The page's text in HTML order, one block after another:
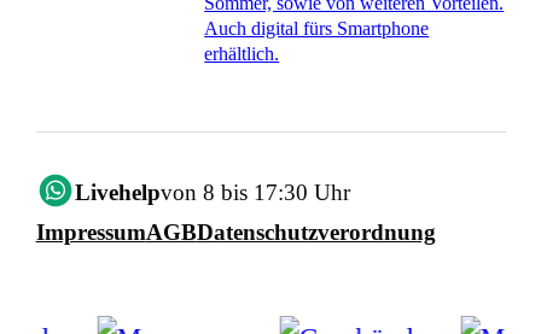
Auch digital fürs Smartphone
erhältlich.
Livehelpvon 8 bis 17:30 Uhr
ImpressumAGBDatenschutzverordnung